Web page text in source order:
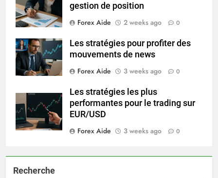
gestion de position
Forex Aide
2 weeks ago 0
Les stratégies pour profiter des
mouvements de news
Forex Aide
3 weeks ago 0
Les stratégies les plus
performantes pour le trading sur
EUR/USD
Forex Aide
3 weeks ago 0
Recherche